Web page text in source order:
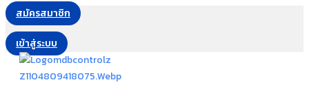
สมัครสมาชิก
เข้าสู่ระบบ